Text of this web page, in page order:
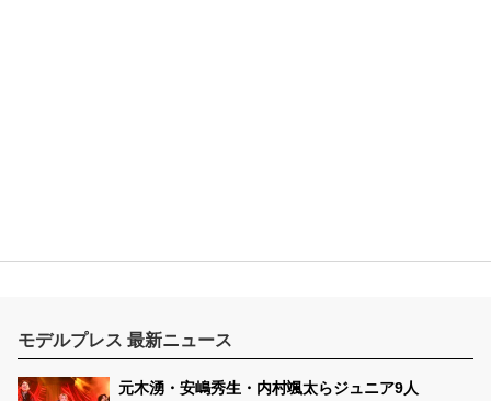
モデルプレス 最新ニュース
元木湧・安嶋秀生・内村颯太らジュニア9人